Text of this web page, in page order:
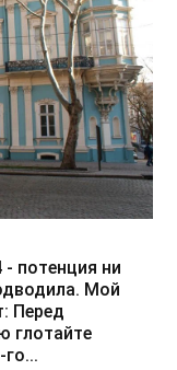
- потенция ни
Мой
Перед
глотайте